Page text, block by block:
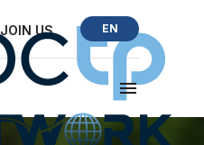
JOIN US EN